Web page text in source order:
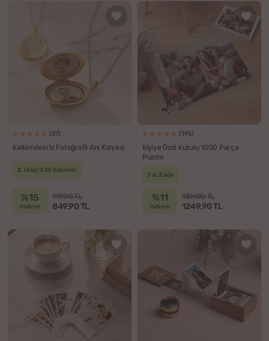
(27)
Kalbimdeki İz Fotoğraflı Anı Kolyesi
2. Ürün %30 İndirimli
%15
indirim
999.90 TL
849.90 TL
(195)
Kişiye Özel Kutulu 1000 Parça
Puzzle
3 al 2 öde
%11
indirim
1399.90 TL
1249.90 TL